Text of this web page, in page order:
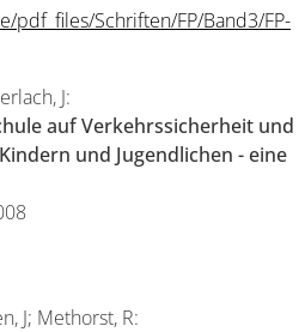
pdf_files/Schriften/FP/Band3/FP-
J:
auf Verkehrssicherheit und
und Jugendlichen - eine
J; Methorst, R: